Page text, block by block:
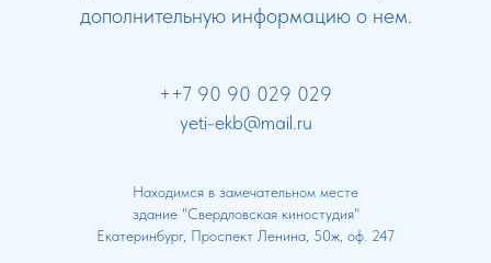
дополнительную информацию о нем.
++7 90 90 029 029
yeti-ekb@mail.ru
Находимся в замечательном месте
здание "Свердловская киностудия"
Екатеринбург, Проспект Ленина, 50ж, оф. 247